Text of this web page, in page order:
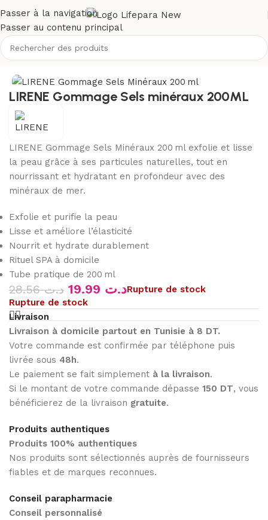
Passer à la navigation
Passer au contenu principal
Accueil/Boutique/Corps/Gommage et exfoliant corps
LIRENE Gommage Sels minéraux 200ML
LIRENE Gommage Sels Minéraux 200 ml exfolie et lisse
la peau grâce à ses particules naturelles, tout en
nourrissant et hydratant en profondeur avec des
minéraux de mer.
Exfolie et purifie la peau
Lisse et améliore l’élasticité
Nourrit et hydrate durablement
Rituel SPA à domicile
Tube pratique de 200 ml
د.ت28.56 د.تRupture de stock
Rupture de stock
Livraison
Livraison à domicile partout en Tunisie à 8 DT.
Votre commande est confirmée par téléphone puis
livrée sous 48h.
Le paiement se fait simplement à la livraison.
Si le montant de votre commande dépasse 150 DT, vous
bénéficierez de la livraison gratuite.
Produits authentiques
Produits 100% authentiques
Nos produits sont sélectionnés auprès de fournisseurs
fiables et de marques reconnues.
Conseil parapharmacie
Conseil personnalisé